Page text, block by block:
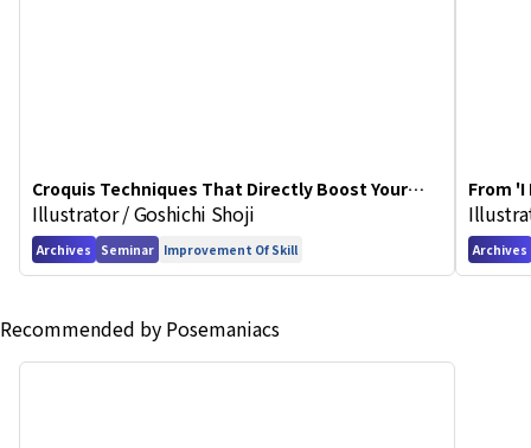
Croquis Techniques That Directly Boost Your
Illustration Skills
Illustrator / Goshichi Shoji
Archives Seminar Improvement Of Skill
From 'I
in Art
Archives
Recommended by Posemaniacs